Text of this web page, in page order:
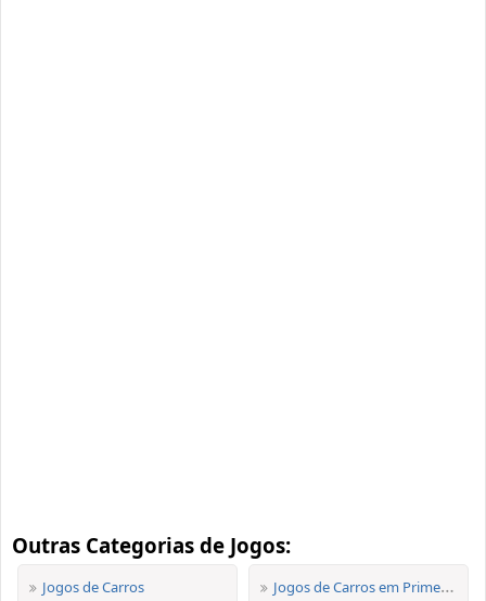
Outras Categorias de Jogos:
Jogos de Carros Jogos de Carros em Primeira Pessoa